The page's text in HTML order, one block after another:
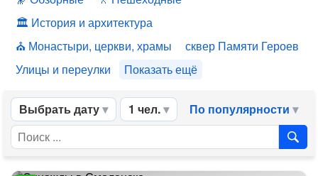
История и архитектура
Монастыри, церкви, храмы
сквер Памяти Героев
Улицы и переулки
Показать ещё
Выбрать дату 1 чел. По популярности